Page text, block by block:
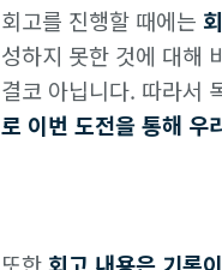
회고를 진행할 때에는
성하지 못한 것에 대해
결코 아닙니다. 따라서
로 이번 도전을 통해 우